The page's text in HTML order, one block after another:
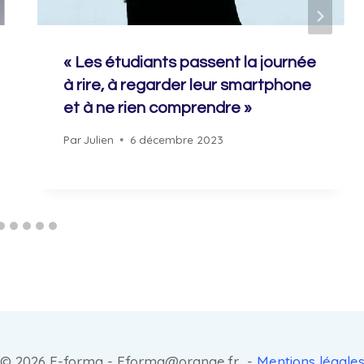
« Les étudiants passent la journée
à rire, à regarder leur smartphone
et à ne rien comprendre »
Par Julien 6 décembre 2023